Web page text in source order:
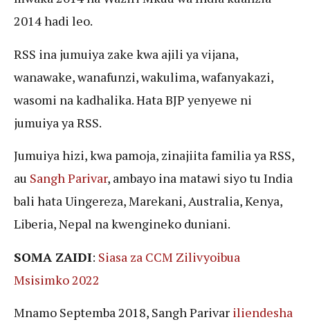
2014 hadi leo.
RSS ina jumuiya zake kwa ajili ya vijana,
wanawake, wanafunzi, wakulima, wafanyakazi,
wasomi na kadhalika. Hata BJP yenyewe ni
jumuiya ya RSS.
Jumuiya hizi, kwa pamoja, zinajiita familia ya RSS,
au Sangh Parivar, ambayo ina matawi siyo tu India
bali hata Uingereza, Marekani, Australia, Kenya,
Liberia, Nepal na kwengineko duniani.
SOMA ZAIDI: Siasa za CCM Zilivyoibua
Msisimko 2022
Mnamo Septemba 2018, Sangh Parivar iliendesha